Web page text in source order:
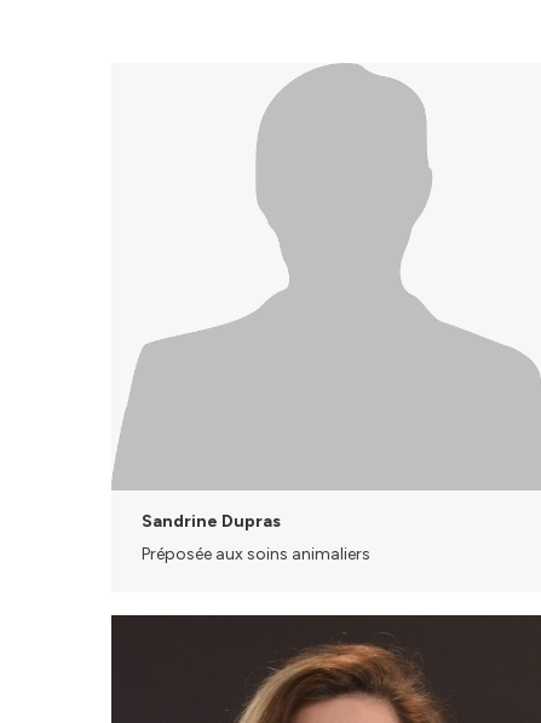
Sandrine Dupras
Préposée aux soins animaliers